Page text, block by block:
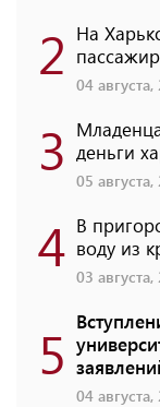
2 На
04
3 деньги
05
4 В
воду из
03
5
04